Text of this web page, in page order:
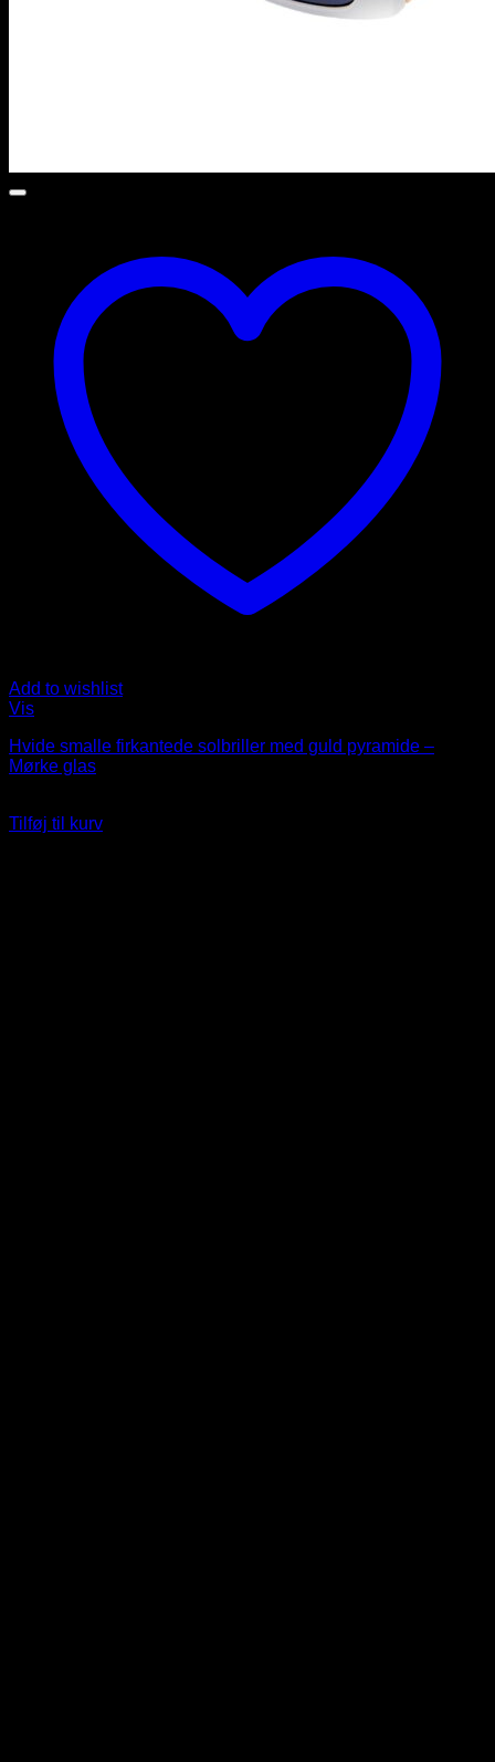
Add to wishlist
Vis
Hvide smalle firkantede solbriller med guld pyramide –
Mørke glas
Tilføj til kurv